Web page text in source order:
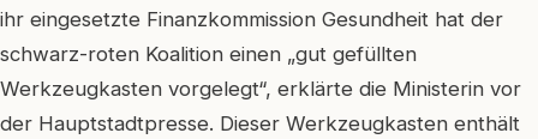
ihr eingesetzte Finanzkommission Gesundheit hat der
schwarz-roten Koalition einen „gut gefüllten
Werkzeugkasten vorgelegt“, erklärte die Ministerin vor
der Hauptstadtpresse. Dieser Werkzeugkasten enthält